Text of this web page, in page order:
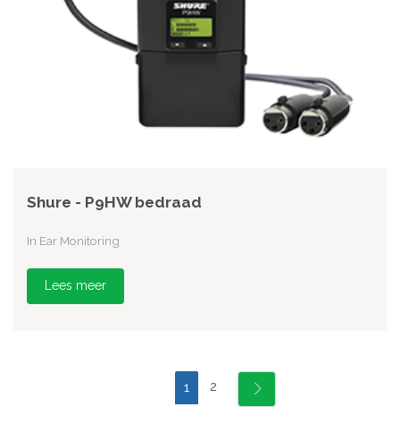
Shure - P9HW bedraad
In Ear Monitoring
Lees meer
1 2